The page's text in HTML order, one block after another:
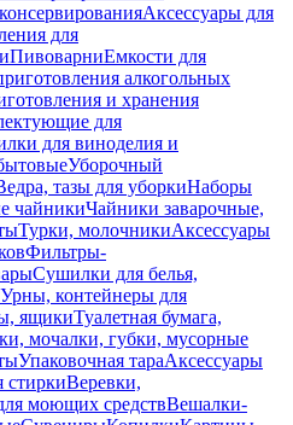
Аксессуары для
для
ПивоварниЕмкости для
алкогольных
и хранения
для
для виноделия и
Уборочный
тазы для уборкиНаборы
чайникиЧайники заварочные,
Турки, молочникиАксессуары
Фильтры-
Сушилки для белья,
Урны, контейнеры для
ящикиТуалетная бумага,
мочалки, губки, мусорные
Упаковочная тараАксессуары
стиркиВеревки,
моющих средствВешалки-